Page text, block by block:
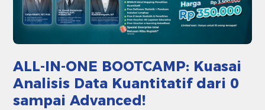
ALL-IN-ONE BOOTCAMP: Kuasai
Analisis Data Kuantitatif dari 0
sampai Advanced!